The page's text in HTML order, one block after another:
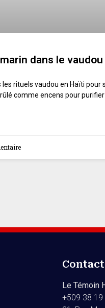
dans le vaudou
les rituels vaudou en Haïti
comme encens pour purifier
Contact
Le Témoin
+509 38 19